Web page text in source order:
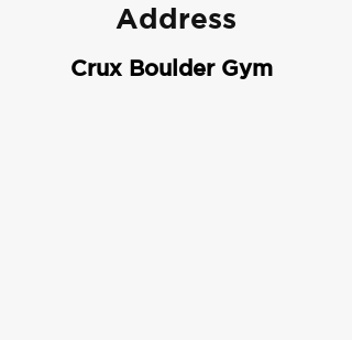
Address
Crux Boulder Gym